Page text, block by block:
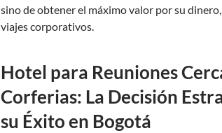
sino de obtener el máximo valor por su
viajes corporativos.
Hotel para Reuniones
Corferias: La Decisión
su Éxito en Bogotá